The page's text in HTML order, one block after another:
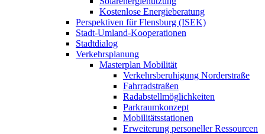
Kostenlose Energieberatung
Perspektiven für Flensburg (ISEK)
Stadt-Umland-Kooperationen
Stadtdialog
Verkehrsplanung
Masterplan Mobilität
Verkehrsberuhigung Norderstraße
Fahrradstraßen
Radabstellmöglichkeiten
Parkraumkonzept
Mobilitätsstationen
Erweiterung personeller Ressourcen